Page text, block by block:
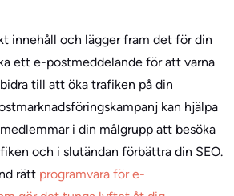
innehåll och lägger fram det för din
ett e-postmeddelande för att varna
till att öka trafiken på din
kan hjälpa
i din målgrupp att besöka
och i slutändan förbättra din SEO.
rätt programvara för e-